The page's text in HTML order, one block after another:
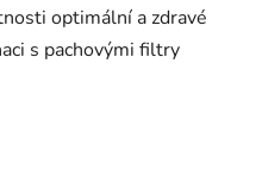
optimální a zdravé
s pachovými filtry